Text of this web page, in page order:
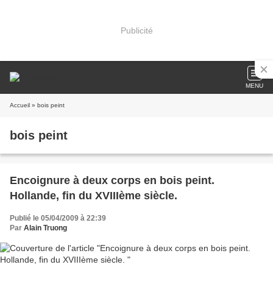
Publicité
MENU
Accueil » bois peint
bois peint
Encoignure à deux corps en bois peint.
Hollande, fin du XVIIIème siècle.
Publié le 05/04/2009 à 22:39
Par Alain Truong